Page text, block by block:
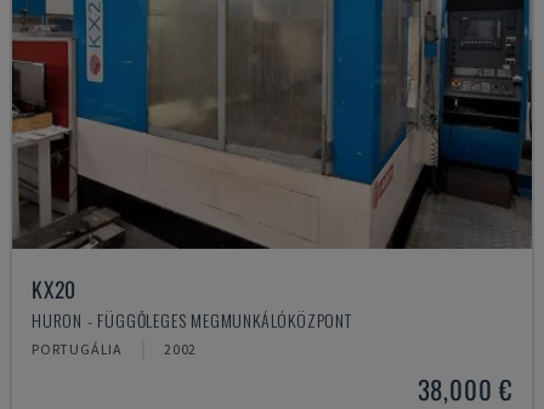
KX20
HURON - FÜGGŐLEGES MEGMUNKÁLÓKÖZPONT
PORTUGÁLIA 2002
38,000 €